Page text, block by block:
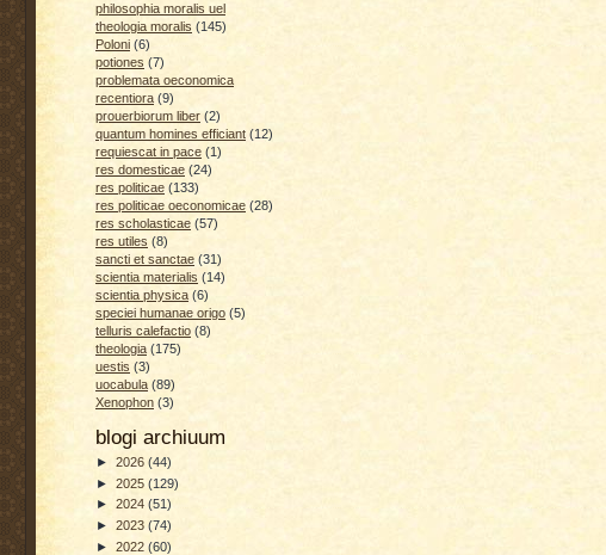
philosophia moralis uel
theologia moralis (145)
Poloni (6)
potiones (7)
problemata oeconomica
recentiora (9)
prouerbiorum liber (2)
quantum homines efficiant (12)
requiescat in pace (1)
res domesticae (24)
res politicae (133)
res politicae oeconomicae (28)
res scholasticae (57)
res utiles (8)
sancti et sanctae (31)
scientia materialis (14)
scientia physica (6)
speciei humanae origo (5)
telluris calefactio (8)
theologia (175)
uestis (3)
uocabula (89)
Xenophon (3)
blogi archiuum
► 2026 (44)
► 2025 (129)
► 2024 (51)
► 2023 (74)
► 2022 (60)